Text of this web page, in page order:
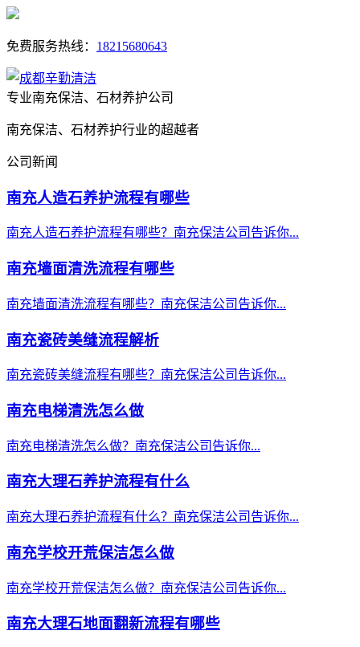
免费服务热线： 18215680643
专业南充保洁、石材养护公司
南充保洁、石材养护行业的超越者
公司新闻
南充人造石养护流程有哪些
南充人造石养护流程有哪些？南充保洁公司告诉你...
南充墙面清洗流程有哪些
南充墙面清洗流程有哪些？南充保洁公司告诉你...
南充瓷砖美缝流程解析
南充瓷砖美缝流程有哪些？南充保洁公司告诉你...
南充电梯清洗怎么做
南充电梯清洗怎么做？南充保洁公司告诉你...
南充大理石养护流程有什么
南充大理石养护流程有什么？南充保洁公司告诉你...
南充学校开荒保洁怎么做
南充学校开荒保洁怎么做？南充保洁公司告诉你...
南充大理石地面翻新流程有哪些